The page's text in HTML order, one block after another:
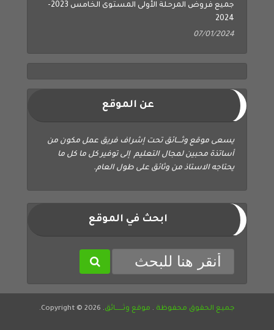
جميع فروض المرحلة الأولى المستوى الخامس 2023-
2024
07/01/2024
عن الموقع
يسعى موقع وثــــائق تحت إشراف فريق عمل مكون من
أساتذة محبين لمجال التعليم إلى توفير كل ما كل ما
يحتاجه الاستاذ من وثائق على طول العام.
ابحث في الموقع
جميع الحقوق محفوظة . موقع وثــــــائق. Copyright © 2026.